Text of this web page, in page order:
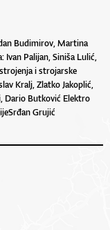
Budimirov, Martina
Ivan Palijan, Siniša Lulić,
i strojarske
Kralj, Zlatko Jakoplić,
Dario Butković Elektro
Grujić